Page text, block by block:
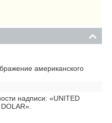
американского
надписи: «UNITED